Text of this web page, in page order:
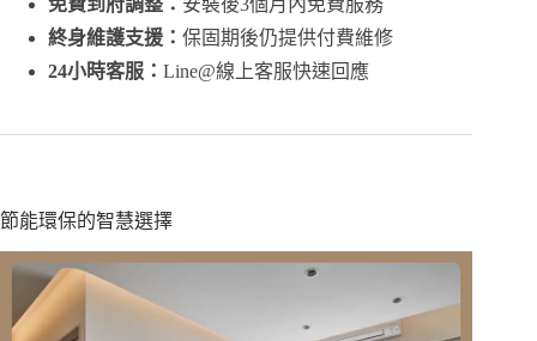
免費到府調整： 安裝後3個月內免費服務
終身維護支援： 保固期後仍提供付費維修
24小時客服： Line@線上客服快速回應
節能環保的智慧選擇